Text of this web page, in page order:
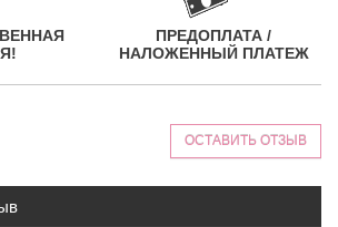
ПРЕДОПЛАТА /
НАЛОЖЕННЫЙ ПЛАТЕЖ
ОСТАВИТЬ ОТЗЫВ